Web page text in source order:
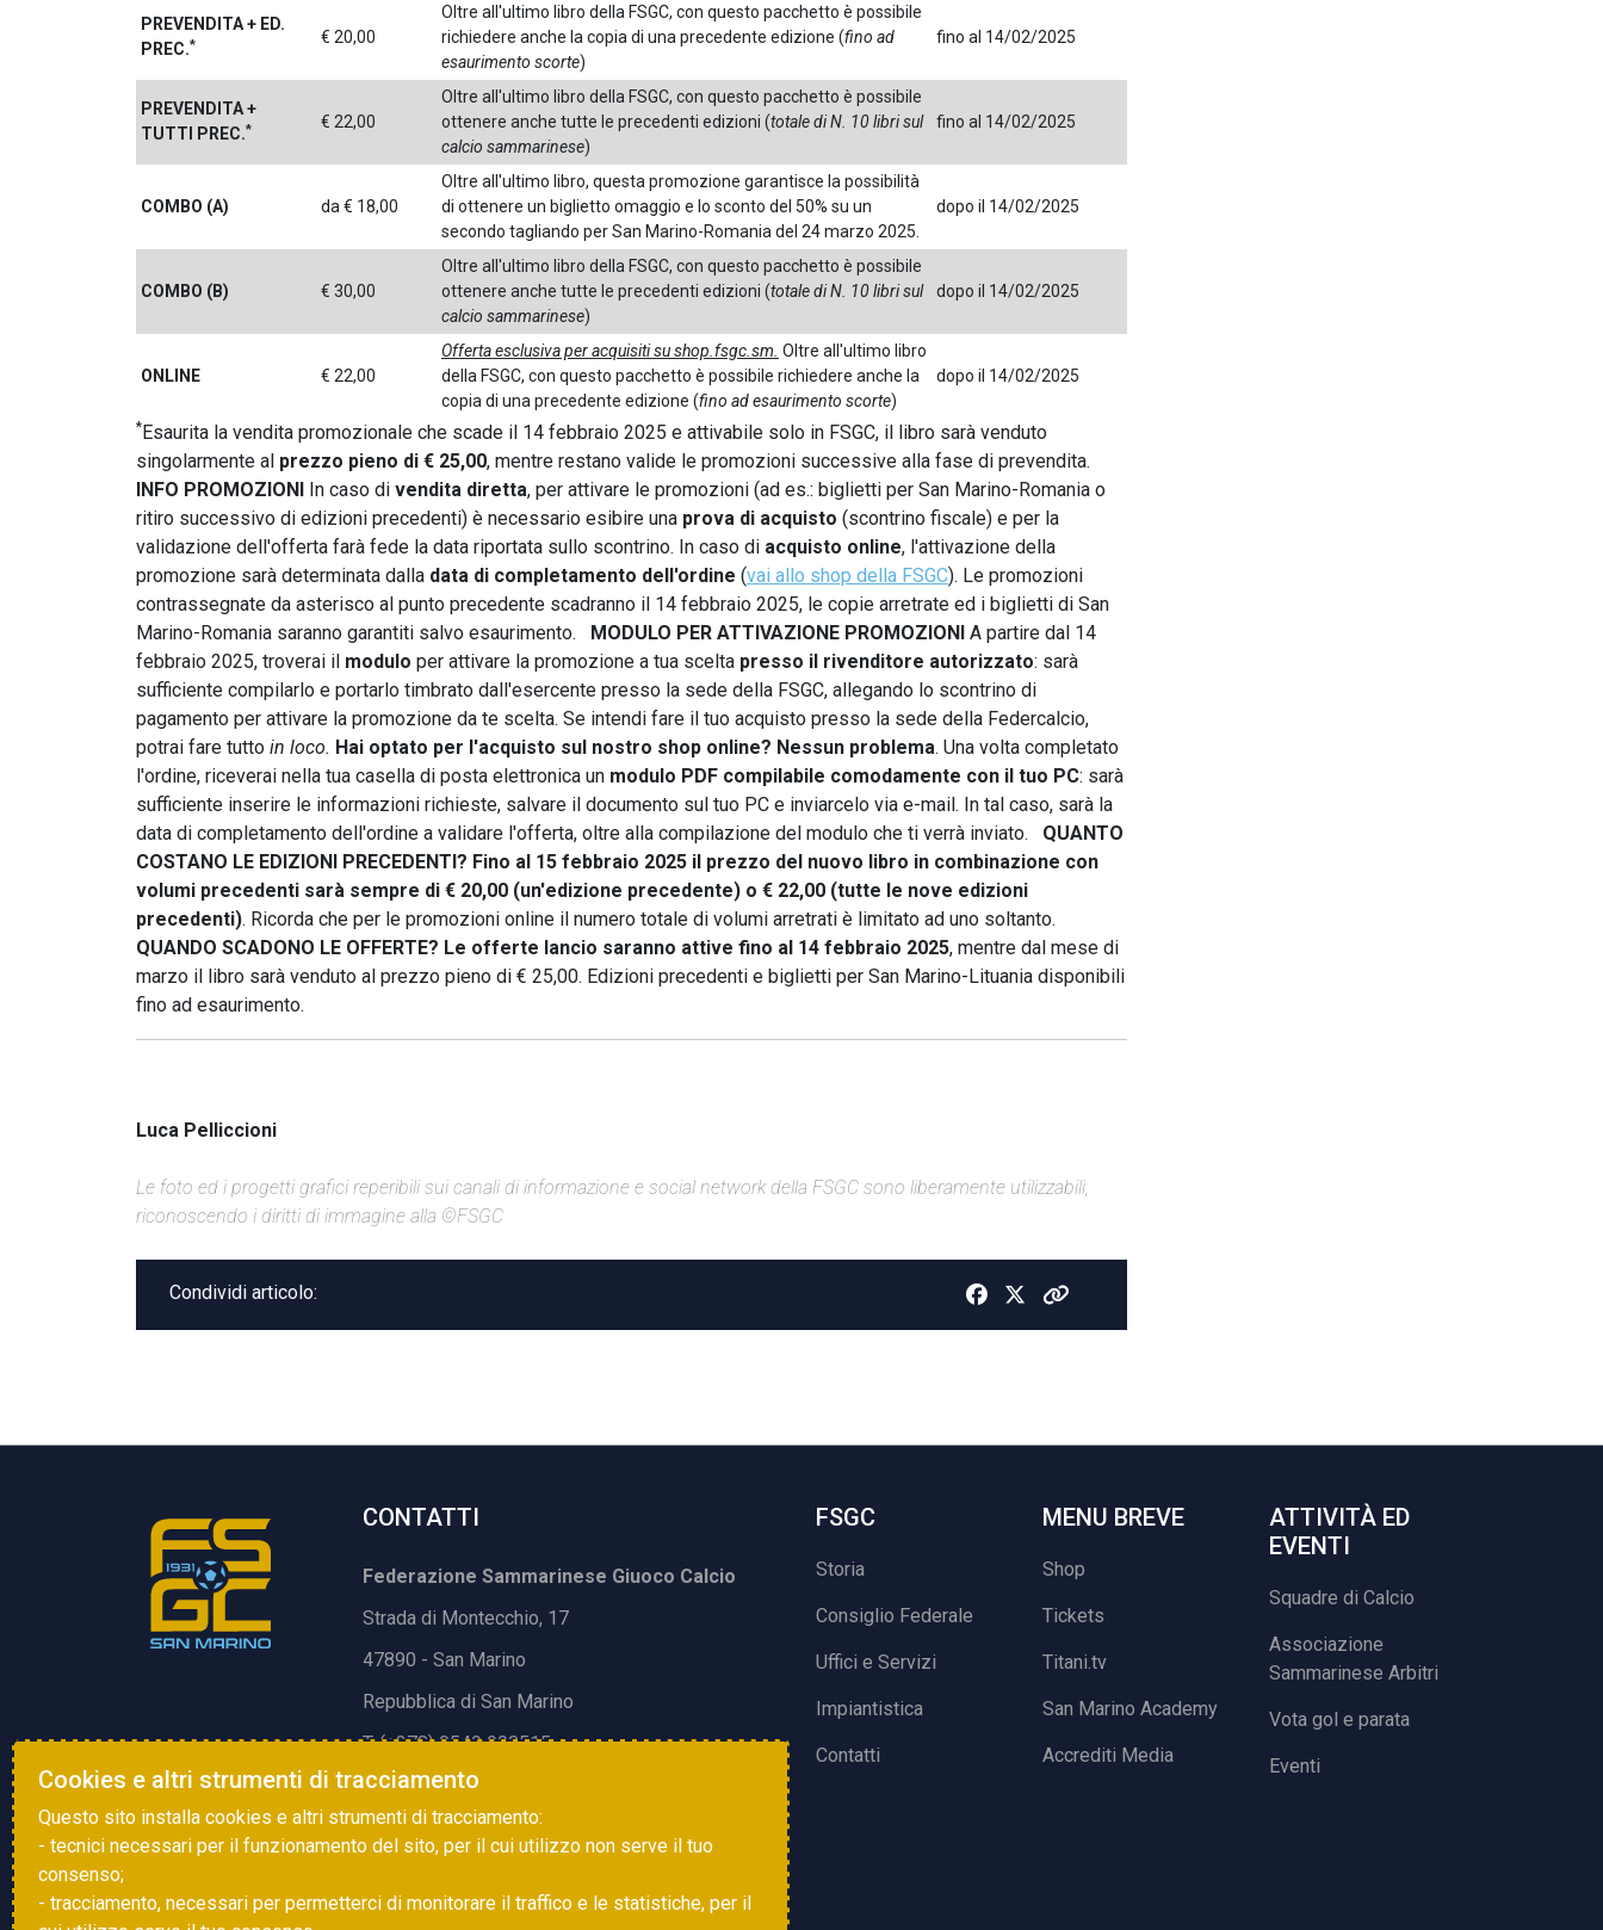
PREVENDITA+ ED.
PREC.* € 20,00
Oltre all'ultimo libro della FSGC, con questo pacchetto è possibile
richiedere anche la copia di una precedente edizione (fino ad
esaurimento scorte)
fino al 14/02/2025
PREVENDITA+
TUTTI PREC.* € 22,00
Oltre all'ultimo libro della FSGC, con questo pacchetto è possibile
ottenere anche tutte le precedenti edizioni (totale di N. 10 libri sul
calcio sammarinese)
fino al 14/02/2025
COMBO (A) da € 18,00
Oltre all'ultimo libro, questa promozione garantisce la possibilità
di ottenere un biglietto omaggio e lo sconto del 50% su un
secondo tagliando per San Marino-Romania del 24 marzo 2025.
dopo il 14/02/2025
COMBO (B) € 30,00
Oltre all'ultimo libro della FSGC, con questo pacchetto è possibile
ottenere anche tutte le precedenti edizioni (totale di N. 10 libri sul
calcio sammarinese)
dopo il 14/02/2025
ONLINE € 22,00
Offerta esclusiva per acquisiti su shop.fsgc.sm. Oltre all'ultimo libro
della FSGC, con questo pacchetto è possibile richiedere anche la
copia di una precedente edizione (fino ad esaurimento scorte)
dopo il 14/02/2025
*Esaurita la vendita promozionale che scade il 14 febbraio 2025 e attivabile solo in FSGC, il libro sarà venduto
singolarmente al prezzo pieno di € 25,00, mentre restano valide le promozioni successive alla fase di prevendita.
INFO PROMOZIONI In caso di vendita diretta, per attivare le promozioni (ad es.: biglietti per San Marino-Romania o
ritiro successivo di edizioni precedenti) è necessario esibire una prova di acquisto (scontrino fiscale) e per la
validazione dell'offerta farà fede la data riportata sullo scontrino. In caso di acquisto online, l'attivazione della
promozione sarà determinata dalla data di completamento dell'ordine (vai allo shop della FSGC). Le promozioni
contrassegnate da asterisco al punto precedente scadranno il 14 febbraio 2025, le copie arretrate ed i biglietti di San
Marino-Romania saranno garantiti salvo esaurimento. MODULO PER ATTIVAZIONE PROMOZIONI A partire dal 14
febbraio 2025, troverai il modulo per attivare la promozione a tua scelta presso il rivenditore autorizzato: sarà
sufficiente compilarlo e portarlo timbrato dall'esercente presso la sede della FSGC, allegando lo scontrino di
pagamento per attivare la promozione da te scelta. Se intendi fare il tuo acquisto presso la sede della Federcalcio,
potrai fare tutto in loco. Hai optato per l'acquisto sul nostro shop online? Nessun problema. Una volta completato
l'ordine, riceverai nella tua casella di posta elettronica un modulo PDF compilabile comodamente con il tuo PC: sarà
sufficiente inserire le informazioni richieste, salvare il documento sul tuo PC e inviarcelo via e-mail. In tal caso, sarà la
data di completamento dell'ordine a validare l'offerta, oltre alla compilazione del modulo che ti verrà inviato. QUANTO
COSTANO LE EDIZIONI PRECEDENTI? Fino al 15 febbraio 2025 il prezzo del nuovo libro in combinazione con
volumi precedenti sarà sempre di € 20,00 (un'edizione precedente) o € 22,00 (tutte le nove edizioni
precedenti). Ricorda che per le promozioni online il numero totale di volumi arretrati è limitato ad uno soltanto.
QUANDO SCADONO LE OFFERTE? Le offerte lancio saranno attive fino al 14 febbraio 2025, mentre dal mese di
marzo il libro sarà venduto al prezzo pieno di € 25,00. Edizioni precedenti e biglietti per San Marino-Lituania disponibili
fino ad esaurimento.
Luca Pelliccioni
Le foto ed i progetti grafici reperibili sui canali di informazione e social network della FSGC sono liberamente utilizzabili,
riconoscendo i diritti di immagine alla ©FSGC
Condividi articolo:
CONTATTI
Federazione Sammarinese Giuoco Calcio
Strada di Montecchio, 17
47890 - San Marino
Repubblica di San Marino
T. (+378) 0549 990515
E.info@fsgc.sm
FSGC
Storia
Consiglio Federale
Uffici e Servizi
Impiantistica
Contatti
MENU BREVE
Shop
Tickets
Titani.tv
San Marino Academy
Accrediti Media
ATTIVITÀ ED
EVENTI
Squadre di Calcio
Associazione
Sammarinese Arbitri
Vota gol e parata
Eventi
Cookies e altri strumenti di tracciamento
Questo sito installa cookies e altri strumenti di tracciamento:
- tecnici necessari per il funzionamento del sito, per il cui utilizzo non serve il tuo
consenso;
- tracciamento, necessari per permetterci di monitorare il traffico e le statistiche, per il